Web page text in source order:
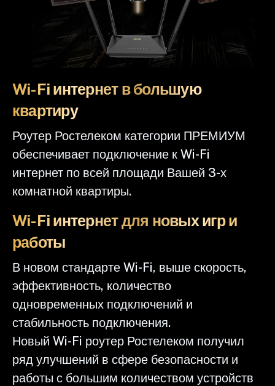
Wi-Fi интернет в большую
квартиру
Роутер Ростелеком категории ПРЕМИУМ
обеспечивает подключение к Wi-Fi
интернет по всей площади Вашей 3-х
комнатной квартиры.
Wi-Fi интернет для новых игр и
работы
В новом стандарте Wi-Fi, выше скорость,
эффективность, количество
одновременных подключений и
стабильность подключения.
Новый Wi-Fi роутер Ростелеком получил
ряд улучшений в сфере безопасности и
работы с большим количеством устройств